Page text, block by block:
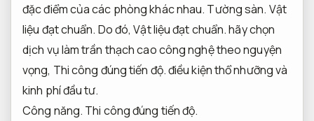
đặc điểm của các phòng khác nhau. Tường sàn. Vật
liệu đạt chuẩn. Do đó,Vật liệu đạt chuẩn.hãy chọn
dịch vụ làm trần thạch cao công nghệ theo nguyện
vọng, Thi công đúng tiến độ.điều kiện thổ nhưỡng và
kinh phí đầu tư.
Công năng. Thi công đúng tiến độ.